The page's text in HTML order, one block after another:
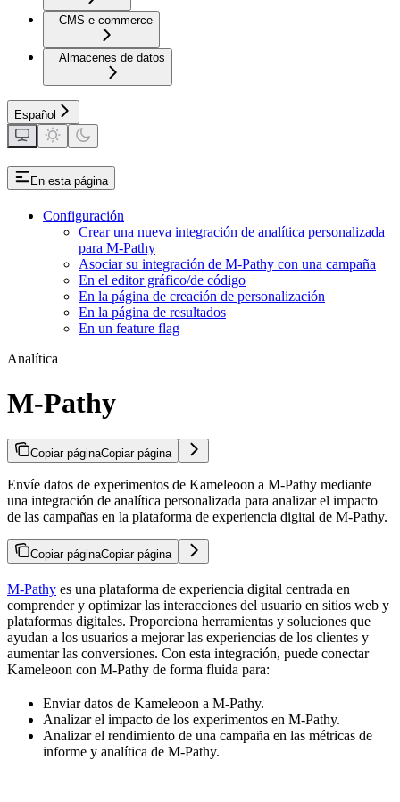
CMS e-commerce
Almacenes de datos
Español
En esta página
Configuración
Crear una nueva integración de analítica personalizada
para M-Pathy
Asociar su integración de M-Pathy con una campaña
En el editor gráfico/de código
En la página de creación de personalización
En la página de resultados
En un feature flag
Analítica
M-Pathy
Copiar páginaCopiar página
Envíe datos de experimentos de Kameleoon a M-Pathy mediante
una integración de analítica personalizada para analizar el impacto
de las campañas en la plataforma de experiencia digital de M-Pathy.
Copiar páginaCopiar página
M-Pathy es una plataforma de experiencia digital centrada en
comprender y optimizar las interacciones del usuario en sitios web y
plataformas digitales. Proporciona herramientas y soluciones que
ayudan a los usuarios a mejorar las experiencias de los clientes y
aumentar las conversiones. Con esta integración, puede conectar
Kameleoon con M-Pathy de forma fluida para:
Enviar datos de Kameleoon a M-Pathy.
Analizar el impacto de los experimentos en M-Pathy.
Analizar el rendimiento de una campaña en las métricas de
informe y analítica de M-Pathy.